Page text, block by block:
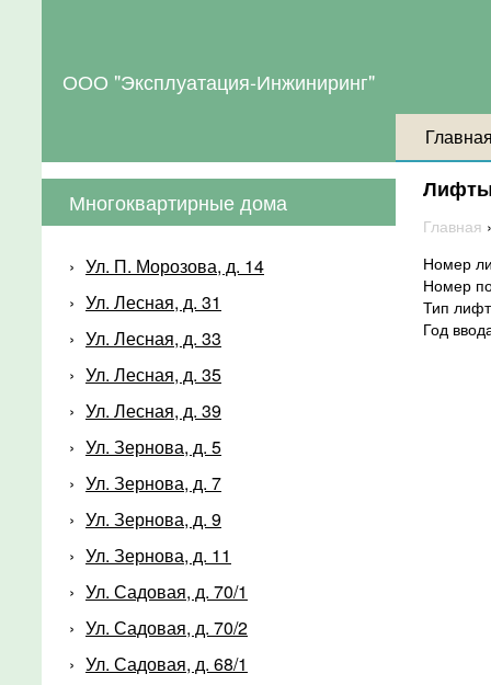
ООО "Эксплуатация-Инжиниринг"
Многоквартирные дома
Ул. П. Морозова, д. 14
Ул. Лесная, д. 31
Ул. Лесная, д. 33
Ул. Лесная, д. 35
Ул. Лесная, д. 39
Ул. Зернова, д. 5
Ул. Зернова, д. 7
Ул. Зернова, д. 9
Ул. Зернова, д. 11
Ул. Садовая, д. 70/1
Ул. Садовая, д. 70/2
Ул. Садовая, д. 68/1
Главная
Номер
Номер
Тип
Год